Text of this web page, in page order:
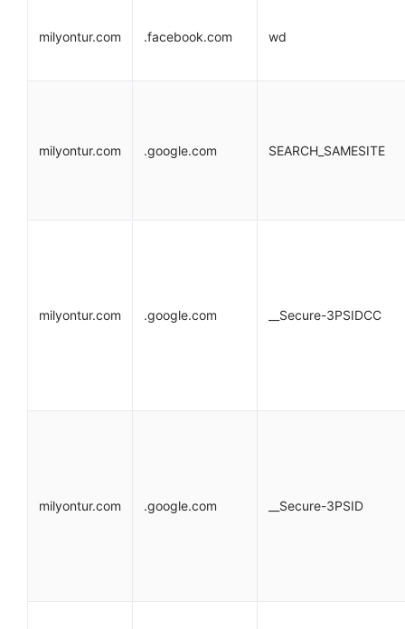
milyontur.com .facebook.com wd
milyontur.com .google.com SEARCH_SAMESITE
milyontur.com .google.com __Secure-3PSIDCC
milyontur.com .google.com __Secure-3PSID